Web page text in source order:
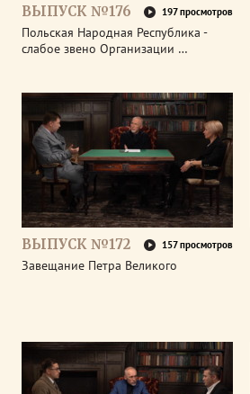
ВЫПУСК №176 197 просмотров
Польская Народная Республика -
слабое звено Организации …
ВЫПУСК №172 157 просмотров
Завещание Петра Великого